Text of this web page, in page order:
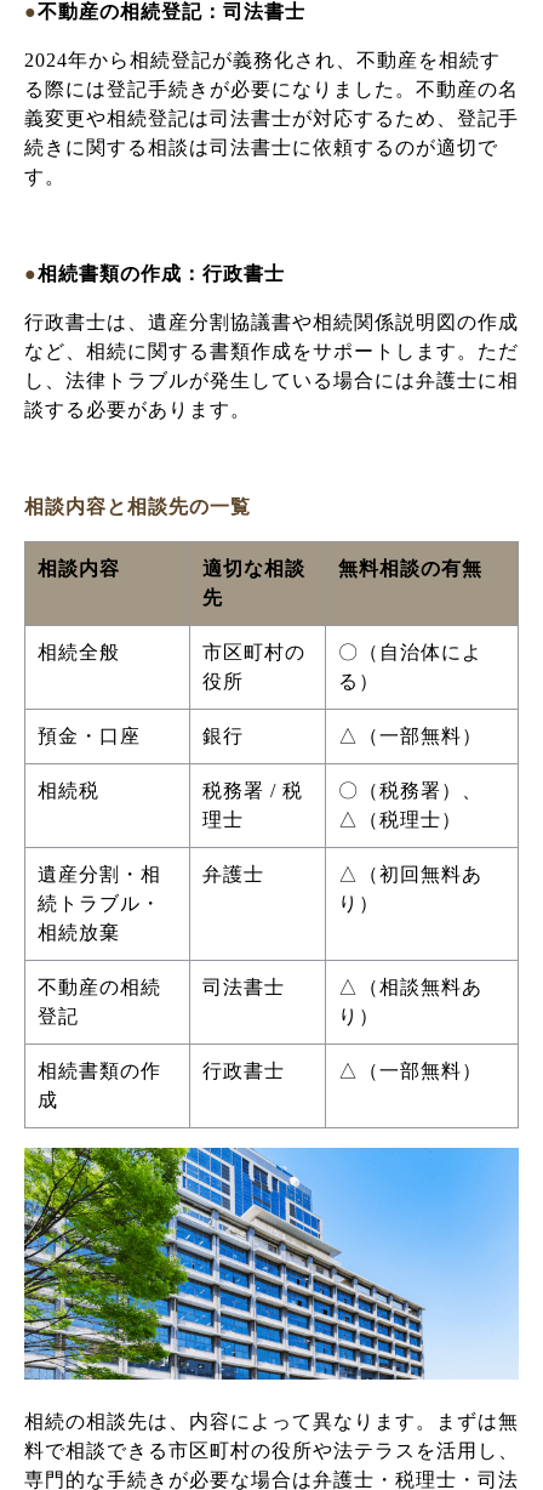
●不動産の相続登記：司法書士
2024年から相続登記が義務化され、不動産を相続す
る際には登記手続きが必要になりました。不動産の名
義変更や相続登記は司法書士が対応するため、登記手
続きに関する相談は司法書士に依頼するのが適切で
す。
●相続書類の作成：行政書士
行政書士は、遺産分割協議書や相続関係説明図の作成
など、相続に関する書類作成をサポートします。ただ
し、法律トラブルが発生している場合には弁護士に相
談する必要があります。
相談内容と相談先の一覧
相談内容
適切な相談
先
無料相談の有無
相続全般
市区町村の
役所
〇（自治体によ
る）
預金・口座 銀行 △（一部無料）
相続税
税務署 / 税
理士
〇（税務署）、
△（税理士）
遺産分割・相
続トラブル・
相続放棄
弁護士
△（初回無料あ
り）
不動産の相続
登記
司法書士
△（相談無料あ
り）
相続書類の作
成
行政書士 △（一部無料）
相続の相談先は、内容によって異なります。まずは無
料で相談できる市区町村の役所や法テラスを活用し、
専門的な手続きが必要な場合は弁護士・税理士・司法